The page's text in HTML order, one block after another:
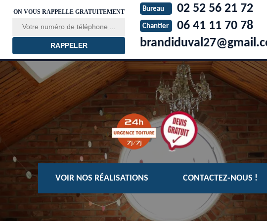
ON VOUS RAPPELLE GRATUITEMENT Bureau 02 52 56 21 72
Chantier
06 41 11 70 78
VOIR NOS RÉALISATIONS CONTACTEZ-NOUS !